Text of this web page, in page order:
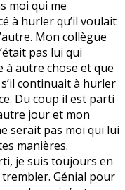
moi qui me
à hurler qu’il voulait
Mon collègue
pas lui qui
à autre chose et que
continuait à hurler
Du coup il est parti
jour et mon
serait pas moi qui lui
manières.
je suis toujours en
trembler. Génial pour